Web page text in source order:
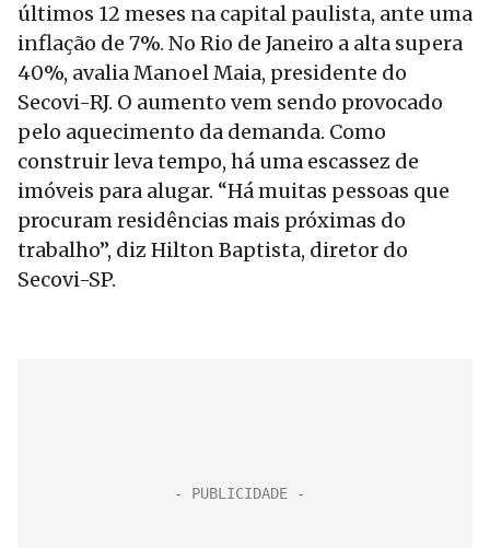
últimos 12 meses na capital paulista, ante uma
inflação de 7%. No Rio de Janeiro a alta supera
40%, avalia Manoel Maia, presidente do
Secovi-RJ. O aumento vem sendo provocado
pelo aquecimento da demanda. Como
construir leva tempo, há uma escassez de
imóveis para alugar. “Há muitas pessoas que
procuram residências mais próximas do
trabalho”, diz Hilton Baptista, diretor do
Secovi-SP.